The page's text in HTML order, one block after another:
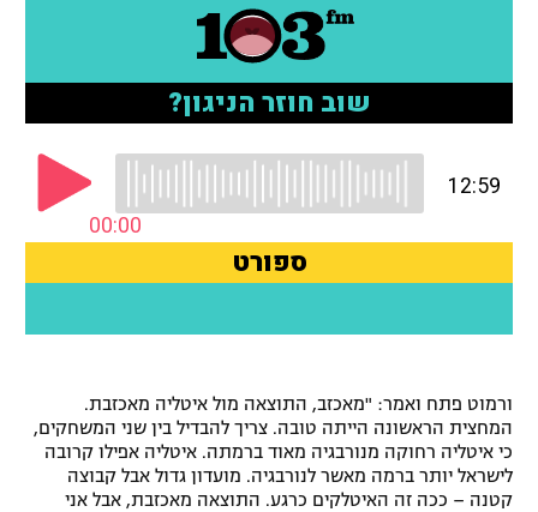
מדיניות פרטיות
תקנון פעילות ספורט 1
רשיון להקרנה פומבית לבית עסק
הצטרפות לחבילת הערוצים
לוח דרושים – ג'ובנט
המגזין
ורמוט פתח ואמר: "מאכזב, התוצאה מול איטליה מאכזבת.
המחצית הראשונה הייתה טובה. צריך להבדיל בין שני המשחקים,
כי איטליה רחוקה מנורבגיה מאוד ברמתה. איטליה אפילו קרובה
לישראל יותר ברמה מאשר לנורבגיה. מועדון גדול אבל קבוצה
קטנה – ככה זה האיטלקים כרגע. התוצאה מאכזבת, אבל אני